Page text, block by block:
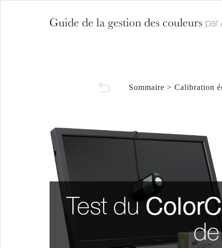
Sommaire > Calibration